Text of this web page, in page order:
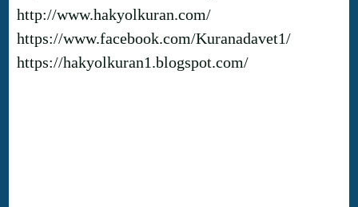
http://www.hakyolkuran.com/
https://www.facebook.com/Kuranadavet1/
https://hakyolkuran1.blogspot.com/